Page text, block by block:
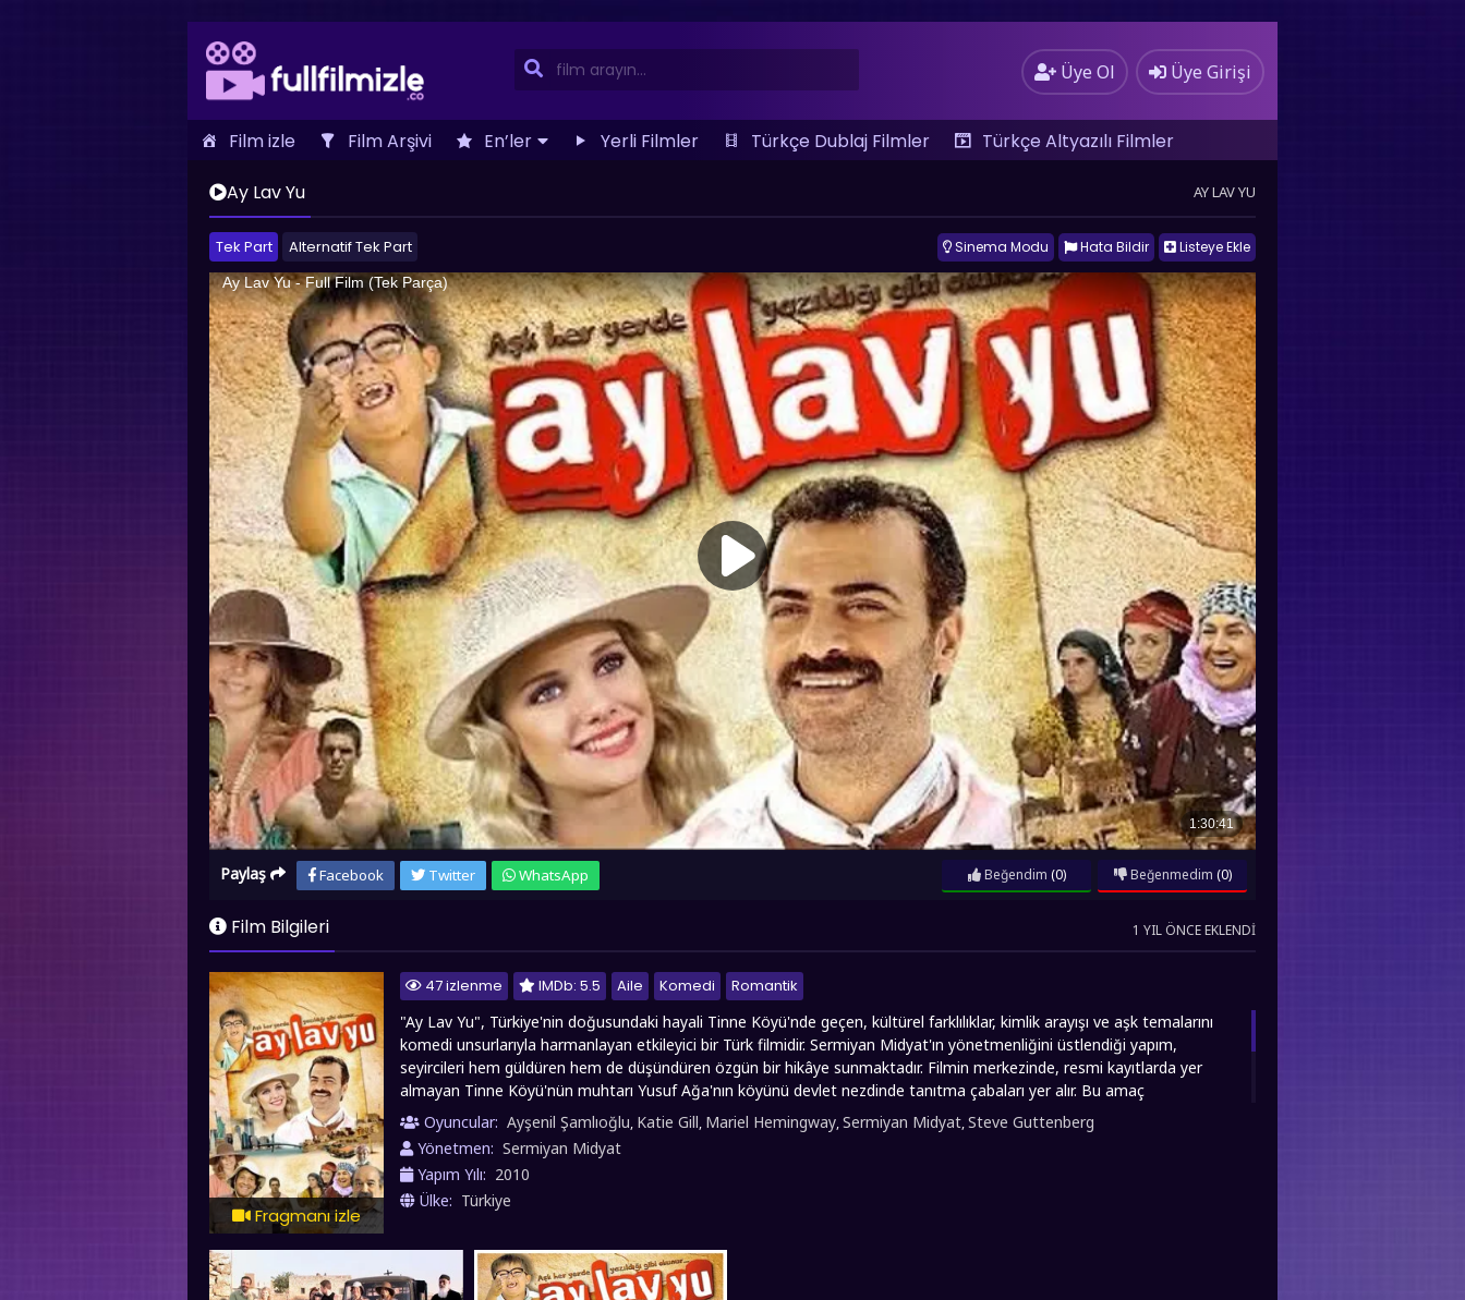
Üye Ol Üye Girişi
Film izle Film Arşivi En’ler Yerli Filmler Türkçe Dublaj Filmler
Türkçe Altyazılı Filmler
İletişim
Ay Lav Yu AY LAV YU
Tek Part Alternatif Tek Part Listeye Ekle
Hata Bildir
Sinema Modu
Paylaş Facebook Twitter WhatsApp Beğendim (0) Beğenmedim (0)
Film Bilgileri 1 YIL ÖNCE EKLENDI
Fragmanı izle
47 izlenme IMDb: 5.5 Aile Komedi
Romantik
"Ay Lav Yu", Türkiye'nin doğusundaki hayali Tinne Köyü'nde geçen, kültürel farklılıklar, kimlik arayışı ve aşk temalarını
komedi unsurlarıyla harmanlayan etkileyici bir Türk filmidir. Sermiyan Midyat'ın yönetmenliğini üstlendiği yapım,
seyircileri hem güldüren hem de düşündüren özgün bir hikâye sunmaktadır. Filmin merkezinde, resmi kayıtlarda yer
almayan Tinne Köyü'nün muhtarı Yusuf Ağa'nın köyünü devlet nezdinde tanıtma çabaları yer alır. Bu amaç
doğrultusunda oğlu İbrahim'i okutmak için radikal bir karar alan Yusuf Ağa, onu bir üniversite okutmak için köyün
Papazının nüfusuna kaydeder, Papaz'da büyümesine yardımcı olur. Yıllar sonra, 30 yaşına gelen İbrahim, Amerika'da
tanıştığı ve âşık olduğu Jessica ile birlikte doğduğu topraklara, Tinne Köyü'ne geri döner. Film, bu noktadan sonra, farklı
kültürlerden gelen iki insanın aşkını, Kürt kökenli İbrahim ile Amerikalı Jessica'nın Tinne'de yaşadıkları kültür şokunu ve
adaptasyon süreçlerini komik olaylar zinciriyle anlatır. fullfilmizle.co olarak Ay Lav Yu filmini 1080p kalitesinde sunar ve iyi
Oyuncular: Ayşenil Şamlıoğlu, Katie Gill, Mariel Hemingway,Sermiyan Midyat,Steve Guttenberg
Yönetmen: Sermiyan Midyat
Yapım Yılı: 2010
Ülke: Türkiye